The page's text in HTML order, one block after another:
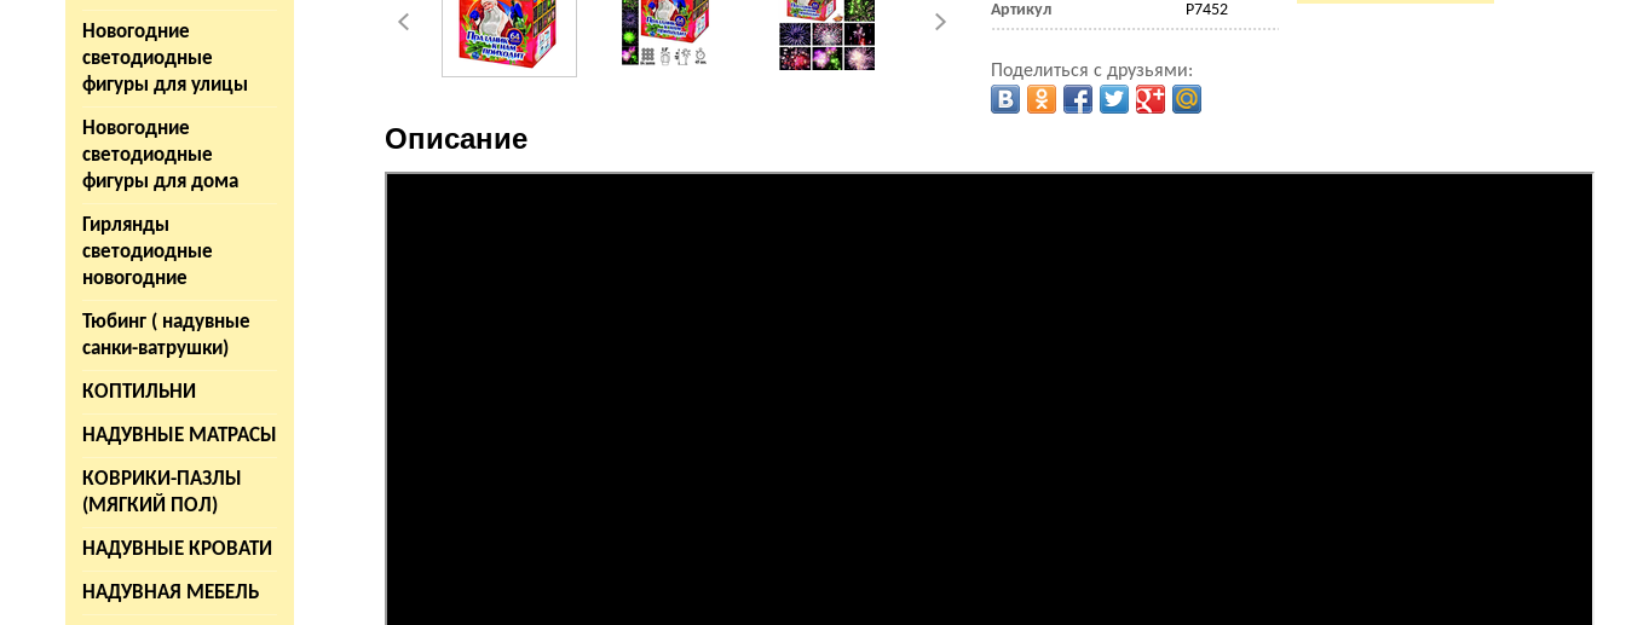
Новогодние
светодиодные
фигуры для улицы
Новогодние
светодиодные
фигуры для дома
Гирлянды
светодиодные
новогодние
Тюбинг ( надувные
санки-ватрушки)
КОПТИЛЬНИ
НАДУВНЫЕ МАТРАСЫ
КОВРИКИ-ПАЗЛЫ
(МЯГКИЙ ПОЛ)
НАДУВНЫЕ КРОВАТИ
НАДУВНАЯ МЕБЕЛЬ
Артикул Р7452
Поделиться с друзьями:
Описание